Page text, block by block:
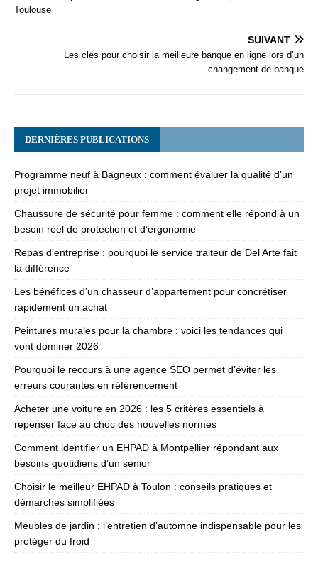
Toulouse
SUIVANT
Les clés pour choisir la meilleure banque en ligne lors d’un
changement de banque
DERNIÈRES PUBLICATIONS
Programme neuf à Bagneux : comment évaluer la qualité d’un
projet immobilier
Chaussure de sécurité pour femme : comment elle répond à un
besoin réel de protection et d’ergonomie
Repas d’entreprise : pourquoi le service traiteur de Del Arte fait
la différence
Les bénéfices d’un chasseur d’appartement pour concrétiser
rapidement un achat
Peintures murales pour la chambre : voici les tendances qui
vont dominer 2026
Pourquoi le recours à une agence SEO permet d’éviter les
erreurs courantes en référencement
Acheter une voiture en 2026 : les 5 critères essentiels à
repenser face au choc des nouvelles normes
Comment identifier un EHPAD à Montpellier répondant aux
besoins quotidiens d’un senior
Choisir le meilleur EHPAD à Toulon : conseils pratiques et
démarches simplifiées
Meubles de jardin : l’entretien d’automne indispensable pour les
protéger du froid